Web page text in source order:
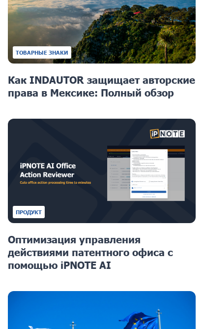
ТОВАРНЫЕ ЗНАКИ
Как INDAUTOR защищает авторские
права в Мексике: Полный обзор
ПРОДУКТ
Оптимизация управления
действиями патентного офиса с
помощью iPNOTE AI